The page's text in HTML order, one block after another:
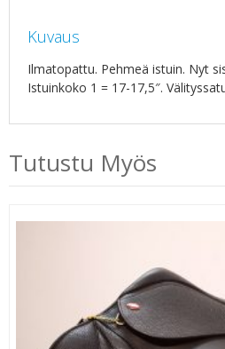
Kuvaus
Ilmatopattu. Pehmeä istuin. Nyt
Istuinkoko 1 = 17-17,5″.
Tutustu Myös